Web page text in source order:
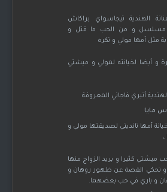
الهندية تيجاسواي براكاش
مسلسل و من الحب ما قتل و
مثل أمها مولي و تكره
أيضا لخيانته لمولي و ميشتي
أنيري فاجاني المعروفة
مايا
أمها نانديني لصديقتها مولي و
كثيرا و يريد الزواج منها
و تحكي القصة عن ظهور روهان و
و باري في حب بعضهما.